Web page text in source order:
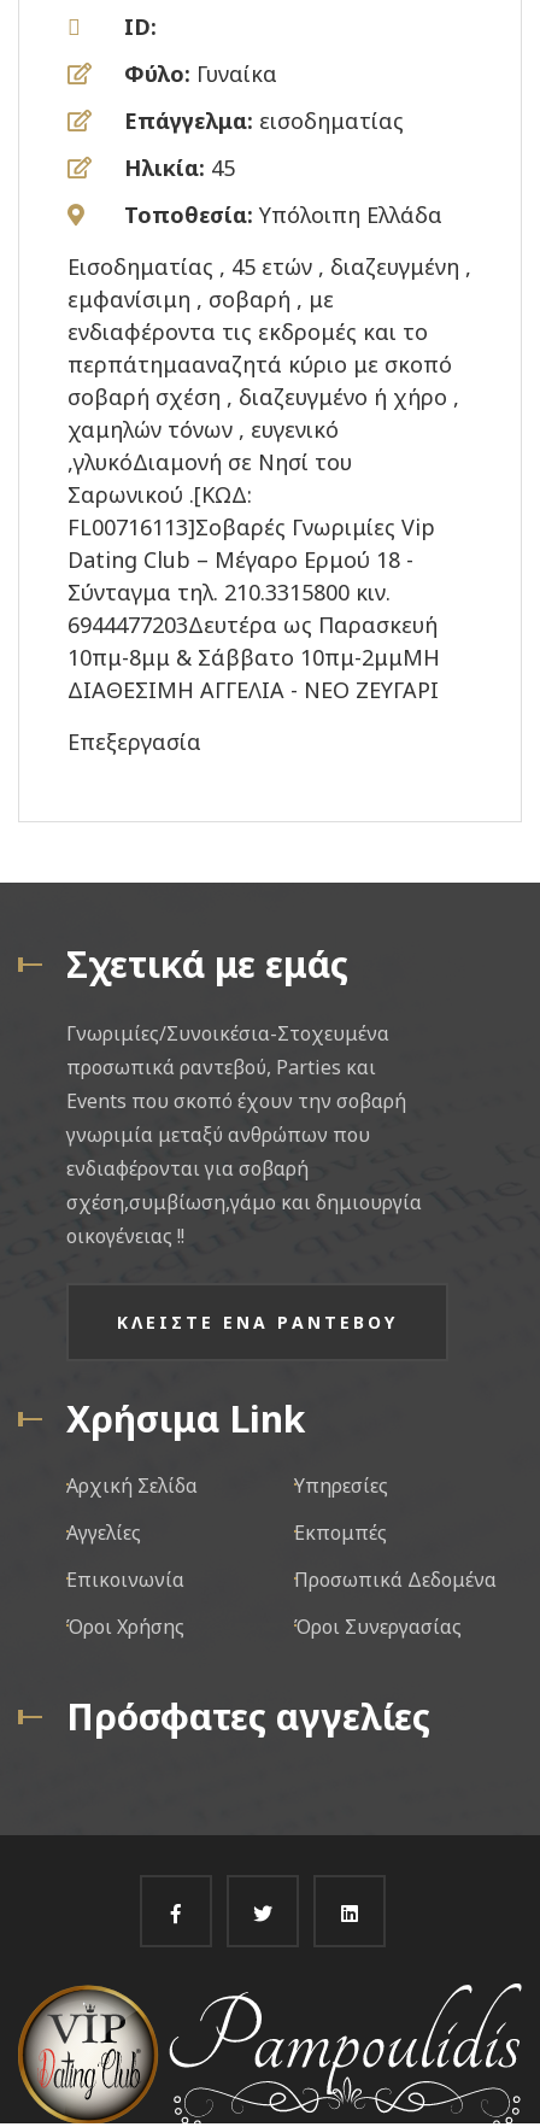
ID:
Φύλο: Γυναίκα
Επάγγελμα: εισοδηματίας
Ηλικία: 45
Τοποθεσία: Υπόλοιπη Ελλάδα
Εισοδηματίας , 45 ετών , διαζευγμένη ,
εμφανίσιμη , σοβαρή , με
ενδιαφέροντα τις εκδρομές και το
περπάτημααναζητά κύριο με σκοπό
σοβαρή σχέση , διαζευγμένο ή χήρο ,
χαμηλών τόνων , ευγενικό
,γλυκόΔιαμονή σε Νησί του
Σαρωνικού .[ΚΩΔ:
FL00716113]Σοβαρές Γνωριμίες Vip
Dating Club – Μέγαρο Ερμού 18 -
Σύνταγμα τηλ. 210.3315800 κιν.
6944477203Δευτέρα ως Παρασκευή
10πμ-8μμ & Σάββατο 10πμ-2μμΜΗ
ΔΙΑΘΕΣΙΜΗ ΑΓΓΕΛΙΑ - ΝΕΟ ΖΕΥΓΑΡΙ
Επεξεργασία
Σχετικά με εμάς
Γνωριμίες/Συνοικέσια-Στοχευμένα
προσωπικά ραντεβού, Parties και
Events που σκοπό έχουν την σοβαρή
γνωριμία μεταξύ ανθρώπων που
ενδιαφέρονται για σοβαρή
σχέση,συμβίωση,γάμο και δημιουργία
οικογένειας !!
ΚΛΕΙΣΤΕ ΕΝΑ ΡΑΝΤΕΒΟΥ
Χρήσιμα Link
Αρχική Σελίδα
Υπηρεσίες
Αγγελίες
Εκπομπές
Επικοινωνία
Προσωπικά Δεδομένα
Όροι Χρήσης
Όροι Συνεργασίας
Πρόσφατες αγγελίες